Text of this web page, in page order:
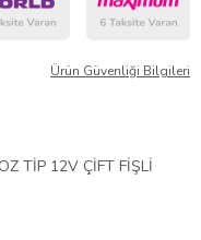
Ürün Güvenliği Bilgileri
TİP 12V ÇİFT FİŞLİ